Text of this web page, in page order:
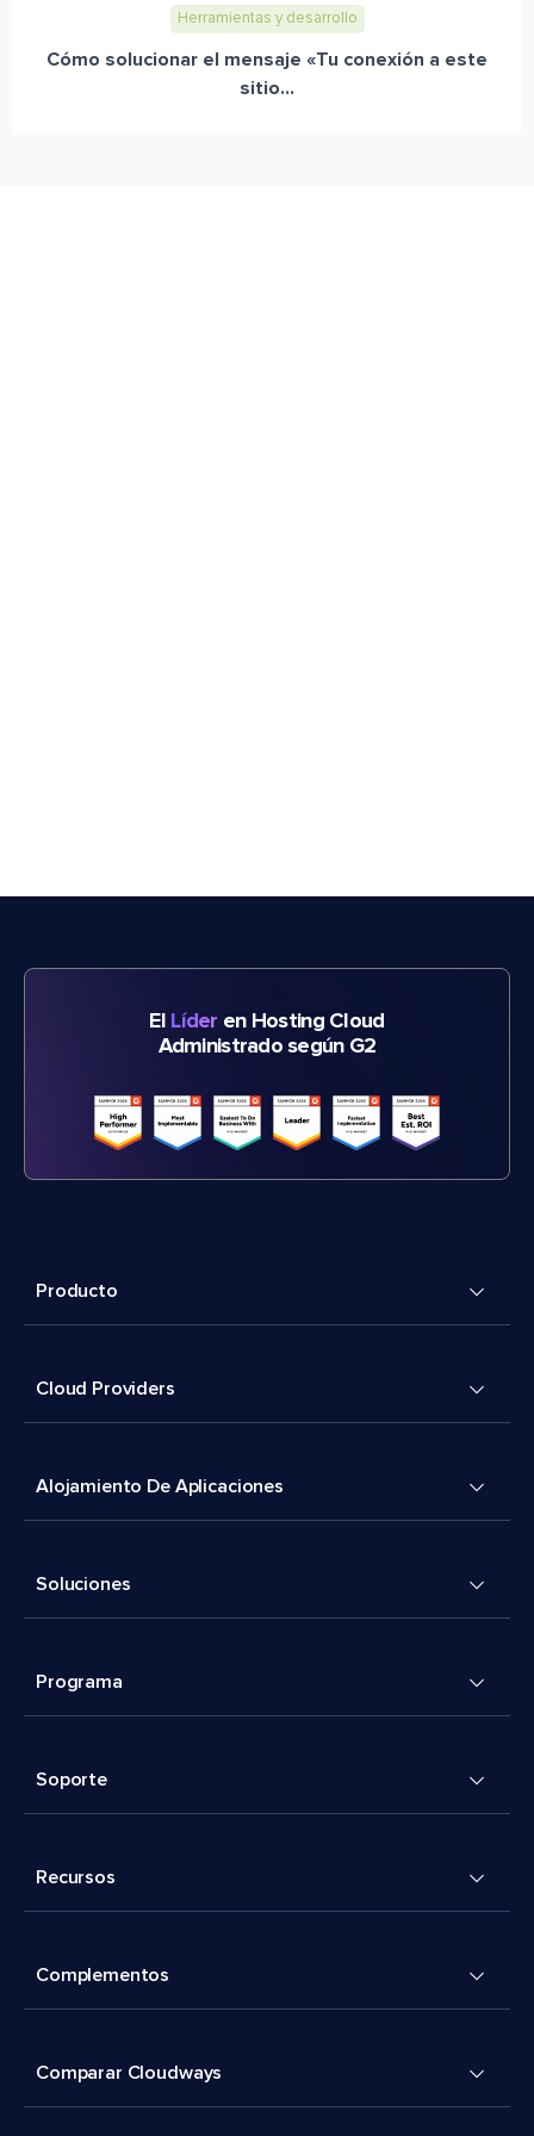
Herramientas y desarrollo
Cómo solucionar el mensaje «Tu conexión a este
sitio...
El Líder en Hosting Cloud
Administrado según G2
Producto
Cloud Providers
Alojamiento De Aplicaciones
Soluciones
Programa
Soporte
Recursos
Complementos
Comparar Cloudways